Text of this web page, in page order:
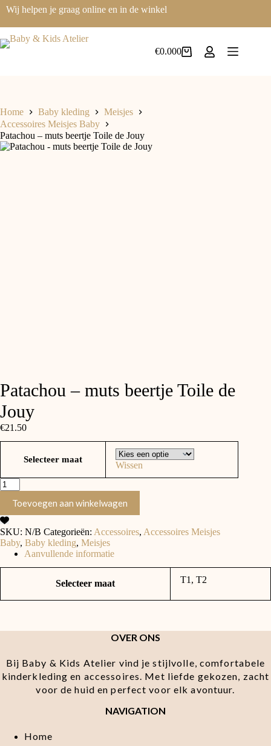
Ga
naar
de
inhoud
Wij helpen je graag online en in de winkel
Winkelwagen
€0.000
Home Baby kleding
Meisjes
Accessoires Meisjes Baby
Patachou – muts beertje Toile de Jouy
Patachou – muts beertje Toile de
Jouy
€21.50
Selecteer maat
Wissen
Patachou
-
muts
beertje
Toile
de
Jouy
aantal
Toevoegen aan winkelwagen
SKU: N/B Categorieën: Accessoires, Accessoires Meisjes
Baby, Baby kleding, Meisjes
Aanvullende informatie
Selecteer maat T1, T2
OVER ONS
Bij Baby & Kids Atelier vind je stijlvolle, comfortabele
kinderkleding en accessoires. Met liefde gekozen, zacht
voor de huid en perfect voor elk avontuur.
NAVIGATION
Home